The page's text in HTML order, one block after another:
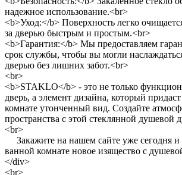
надежное использование.<br>
<b>Уход:</b> Поверхность легко
за дверью быстрым и простым.<br>
<b>Гарантия:</b> Мы предоставляем
срок службы, чтобы вы могли
дверью без лишних забот.<br>
<br>
<b>STAKLO</b> - это не только
дверь, а элемент дизайна, который
комнате утонченный вид. Создайте
пространства с этой стеклянной душевой
<br>
Закажите на нашем сайте уже сегодня и
ванной комнате новое изящество с
</div>
<br>